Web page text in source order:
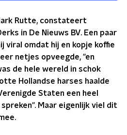
Rutte, constateert
in De Nieuws BV. Een paar
viral omdat hij en kopje koffie
netjes opveegde, "en
de hele wereld in schok
Hollandse harses haalde
Staten een heel
Maar eigenlijk viel dit